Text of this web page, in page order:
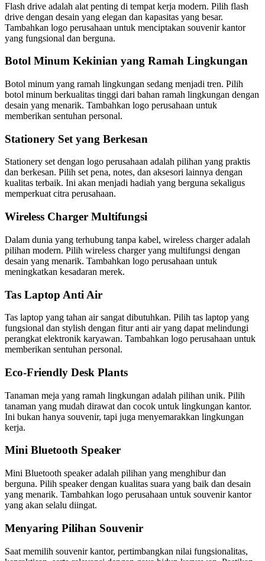
Flash drive adalah alat penting di tempat kerja modern. Pilih flash
drive dengan desain yang elegan dan kapasitas yang besar.
Tambahkan logo perusahaan untuk menciptakan souvenir kantor
yang fungsional dan berguna.
Botol Minum Kekinian yang Ramah Lingkungan
Botol minum yang ramah lingkungan sedang menjadi tren. Pilih
botol minum berkualitas tinggi dari bahan ramah lingkungan dengan
desain yang menarik. Tambahkan logo perusahaan untuk
memberikan sentuhan personal.
Stationery Set yang Berkesan
Stationery set dengan logo perusahaan adalah pilihan yang praktis
dan berkesan. Pilih set pena, notes, dan aksesori lainnya dengan
kualitas terbaik. Ini akan menjadi hadiah yang berguna sekaligus
memperkuat citra perusahaan.
Wireless Charger Multifungsi
Dalam dunia yang terhubung tanpa kabel, wireless charger adalah
pilihan modern. Pilih wireless charger yang multifungsi dengan
desain yang menarik. Tambahkan logo perusahaan untuk
meningkatkan kesadaran merek.
Tas Laptop Anti Air
Tas laptop yang tahan air sangat dibutuhkan. Pilih tas laptop yang
fungsional dan stylish dengan fitur anti air yang dapat melindungi
perangkat elektronik karyawan. Tambahkan logo perusahaan untuk
memberikan sentuhan personal.
Eco-Friendly Desk Plants
Tanaman meja yang ramah lingkungan adalah pilihan unik. Pilih
tanaman yang mudah dirawat dan cocok untuk lingkungan kantor.
Ini bukan hanya souvenir, tapi juga menyemarakkan lingkungan
kerja.
Mini Bluetooth Speaker
Mini Bluetooth speaker adalah pilihan yang menghibur dan
berguna. Pilih speaker dengan kualitas suara yang baik dan desain
yang menarik. Tambahkan logo perusahaan untuk souvenir kantor
yang akan selalu diingat.
Menyaring Pilihan Souvenir
Saat memilih souvenir kantor, pertimbangkan nilai fungsionalitas,